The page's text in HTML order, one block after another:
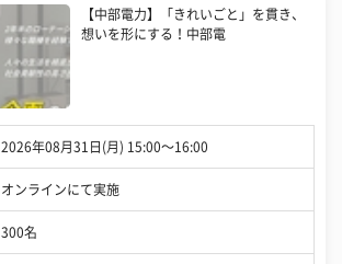
【中部電力】「きれいごと」を貫き、
想いを形にする！中部電
2026年08月31日(月) 15:00〜16:00
オンラインにて実施
300名